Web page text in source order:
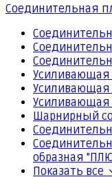
Соединительная
Усиливающая
Усиливающая
Усиливающая
Шарнирный
образная
Показать все